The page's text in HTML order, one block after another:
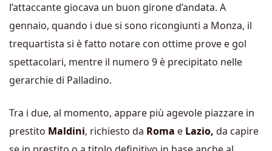
l’attaccante giocava un buon girone d’andata. A
gennaio, quando i due si sono ricongiunti a Monza, il
trequartista si è fatto notare con ottime prove e gol
spettacolari, mentre il numero 9 è precipitato nelle
gerarchie di Palladino.
Tra i due, al momento, appare più agevole piazzare in
prestito Maldini, richiesto da Roma e Lazio, da capire